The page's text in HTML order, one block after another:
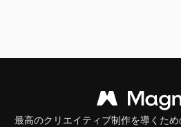
最高のクリエイティブ制作を導くた